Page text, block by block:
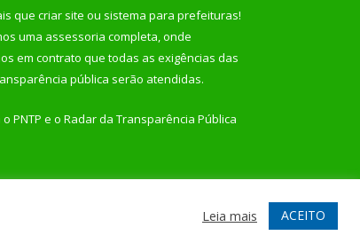
que criar site ou sistema para prefeituras!
uma assessoria completa, onde
em contrato que todas as exigências das
pública serão atendidas.
o PNTP e o Radar da Transparência Pública
Acessar Webmail
Leia mais ACEITO